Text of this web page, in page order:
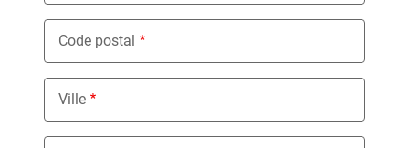
Code postal
Ville